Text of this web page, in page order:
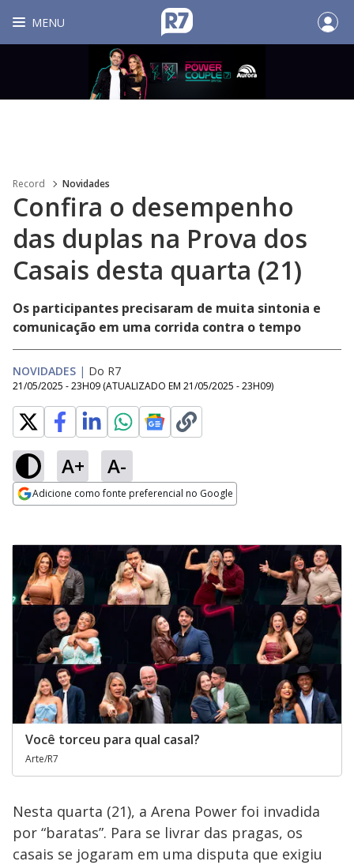
MENU
Record Novidades
Confira o desempenho
das duplas na Prova dos
Casais desta quarta (21)
Os participantes precisaram de muita sintonia e
comunicação em uma corrida contra o tempo
NOVIDADES | Do R7
21/05/2025 - 23H09 (ATUALIZADO EM 21/05/2025 - 23H09)
A+ A-
Adicione como fonte preferencial no Google
Você torceu para qual casal?
Arte/R7
Nesta quarta (21), a Arena Power foi invadida
por “baratas”. Para se livrar das pragas, os
casais se jogaram em uma disputa que exigiu